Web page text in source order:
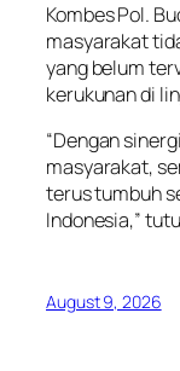
Kombes Pol.
masyarakat
yang belum
kerukunan di
“Dengan
masyarakat,
terus tumbuh
Indonesia,”
August 9, 2026